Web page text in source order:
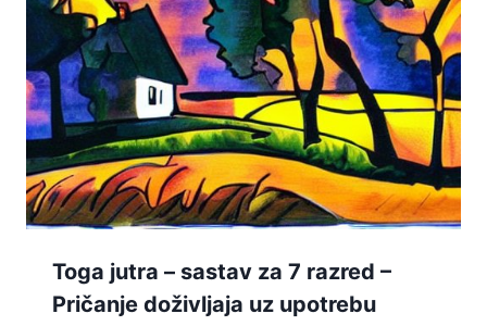
Toga jutra – sastav za 7 razred –
Pričanje doživljaja uz upotrebu